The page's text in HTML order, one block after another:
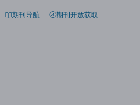
期刊导航 期刊开放获取